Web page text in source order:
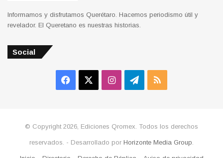
Informamos y disfrutamos Querétaro. Hacemos periodismo útil y
revelador. El Queretano es nuestras historias.
Social
Facebook InstagramTelegram
RSS
© Copyright 2026, Ediciones Qromex. Todos los derechos
reservados. - Desarrollado por Horizonte Media Group